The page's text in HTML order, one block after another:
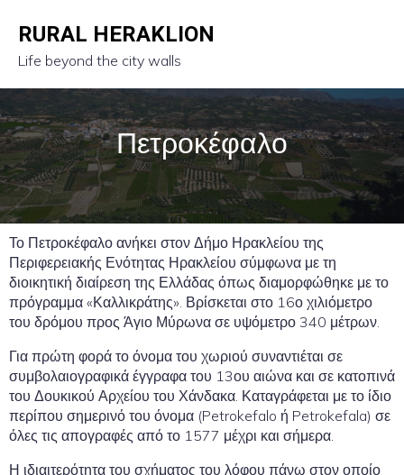
RURAL HERAKLION
Life beyond the city walls
Πετροκέφαλο
Το Πετροκέφαλο ανήκει στον Δήμο Ηρακλείου της
Περιφερειακής Ενότητας Ηρακλείου σύμφωνα με τη
διοικητική διαίρεση της Ελλάδας όπως διαμορφώθηκε με το
πρόγραμμα «Καλλικράτης». Βρίσκεται στο 16ο χιλιόμετρο
του δρόμου προς Άγιο Μύρωνα σε υψόμετρο 340 μέτρων.
Για πρώτη φορά το όνομα του χωριού συναντιέται σε
συμβολαιογραφικά έγγραφα του 13ου αιώνα και σε κατοπινά
του Δουκικού Αρχείου του Χάνδακα. Καταγράφεται με το ίδιο
περίπου σημερινό του όνομα (Petrokefalo ή Petrokefala) σε
όλες τις απογραφές από το 1577 μέχρι και σήμερα.
Η ιδιαιτερότητα του σχήματος του λόφου πάνω στον οποίο